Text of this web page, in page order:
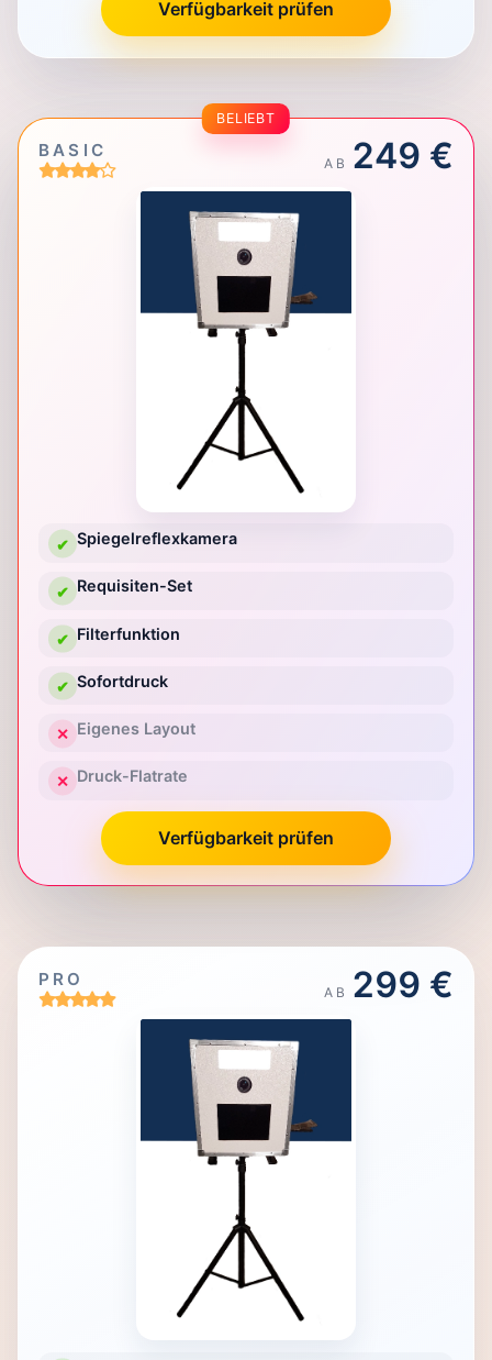
Verfügbarkeit prüfen
BELIEBT
BASIC
AB 249 €
✔ Spiegelreflexkamera
✔ Requisiten-Set
✔ Filterfunktion
✔ Sofortdruck
✕ Eigenes Layout
✕ Druck-Flatrate
Verfügbarkeit prüfen
PRO
AB 299 €